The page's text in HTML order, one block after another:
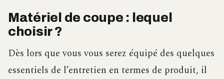
Matériel de coupe : lequel
choisir ?
Dès lors que vous vous serez équipé des quelques
essentiels de l’entretien en termes de produit, il